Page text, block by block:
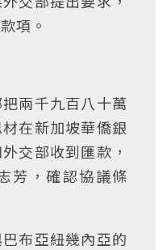
項。
兩千九百八十萬
在新加坡華僑銀
交部收到匯款，
芳，確認協議條
布亞紐幾內亞的